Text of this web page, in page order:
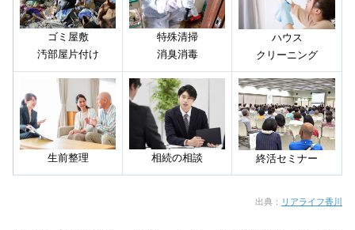
ゴミ屋敷
汚部屋片付け
特殊清掃
消臭消毒
ハウス
クリーニング
生前整理 相続の相談 終活セミナー
出典： リアライフ香川